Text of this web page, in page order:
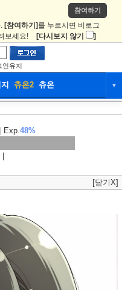
참여하기
[참여하기] 를 누르시면 비로그
보세요! [다시보지 않기 ]
인유지
츄온2 츄온 ▼
츄온2
Exp.48%
[닫기X]